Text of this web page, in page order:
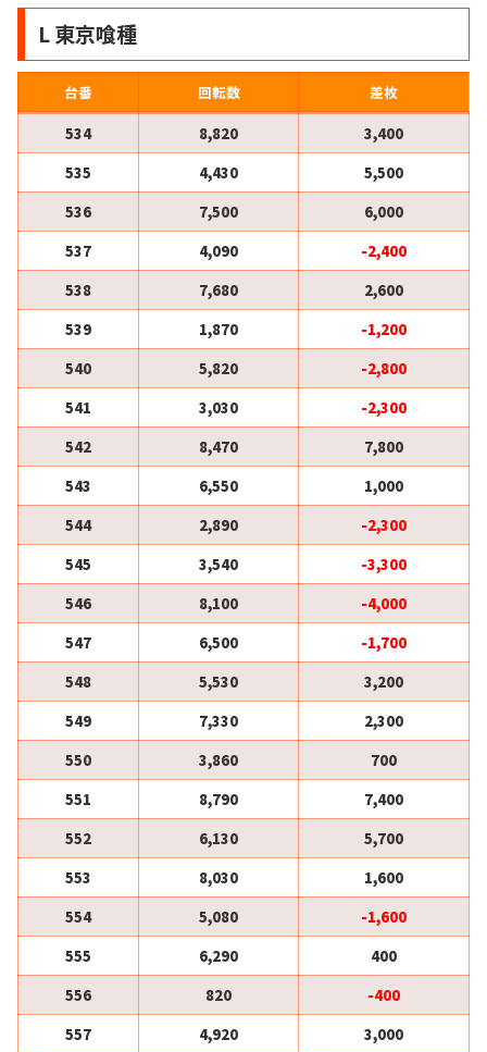
L 東京喰種
台番 回転数
差枚
534
8,820
3,400
535
4,430
5,500
536
7,500
6,000
537
4,090
-2,400
538
7,680
2,600
539
1,870
-1,200
540
5,820
-2,800
541
3,030
-2,300
542
8,470
7,800
543
6,550
1,000
544
2,890
-2,300
545
3,540
-3,300
546
8,100
-4,000
547
6,500
-1,700
548
5,530
3,200
549
7,330
2,300
550
3,860
700
551
8,790
7,400
552
6,130
5,700
553
8,030
1,600
554
5,080
-1,600
555
6,290
400
556
820
-400
557
4,920
3,000